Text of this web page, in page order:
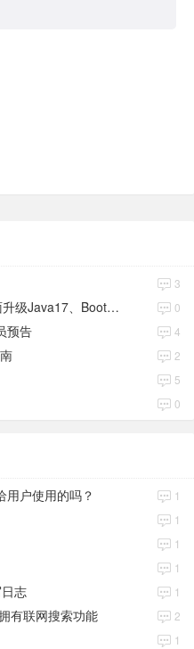
3
BladeX 4.0.0.RELEASE发布，全面升级Java17、Boot3、Cloud2023 0
预告 4
2
5
0
用户使用的吗？ 1
1
1
1
志 1
有联网搜索功能 2
1